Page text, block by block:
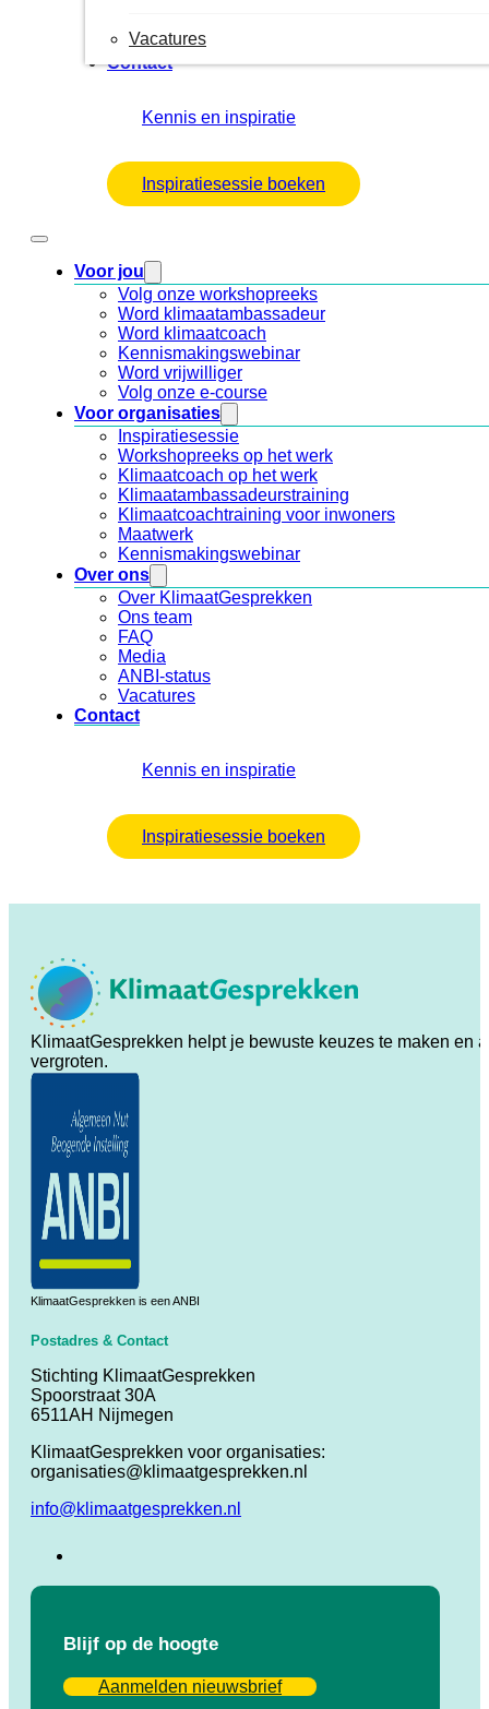
Vacatures
Contact
Kennis en inspiratie
Inspiratiesessie boeken
Voor jou
Volg onze workshopreeks
Word klimaatambassadeur
Word klimaatcoach
Kennismakingswebinar
Word vrijwilliger
Volg onze e-course
Voor organisaties
Inspiratiesessie
Workshopreeks op het werk
Klimaatcoach op het werk
Klimaatambassadeurstraining
Klimaatcoachtraining voor inwoners
Maatwerk
Kennismakingswebinar
Over ons
Over KlimaatGesprekken
Ons team
FAQ
Media
ANBI-status
Vacatures
Contact
Kennis en inspiratie
Inspiratiesessie boeken
KlimaatGesprekken helpt je bewuste keuzes te maken en
vergroten.
KlimaatGesprekken is een ANBI
Postadres & Contact
Stichting KlimaatGesprekken
Spoorstraat 30A
6511AH Nijmegen
KlimaatGesprekken voor organisaties:
organisaties@klimaatgesprekken.nl
info@klimaatgesprekken.nl
Blijf op de hoogte
Aanmelden nieuwsbrief